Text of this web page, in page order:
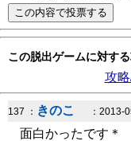
この脱出ゲームに対す
攻
137 ： きのこ ：2013-
面白かったです＊